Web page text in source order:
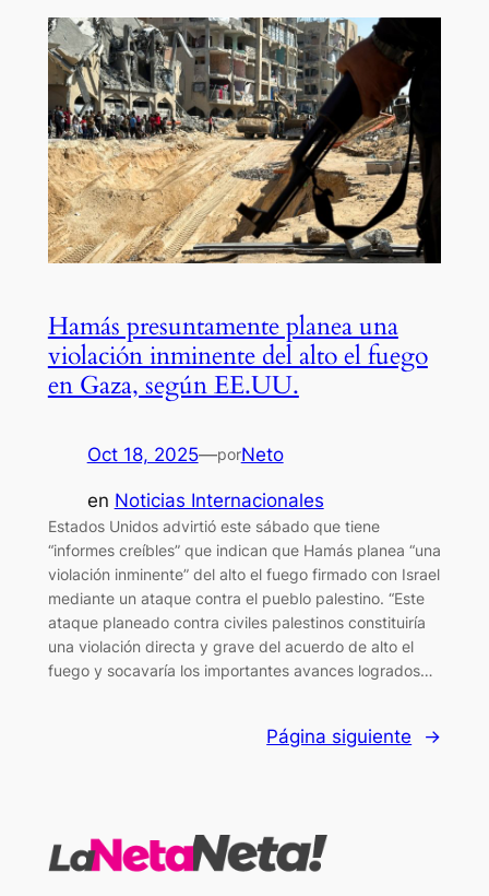
Hamás presuntamente planea una
violación inminente del alto el fuego
en Gaza, según EE.UU.
Oct 18, 2025—porNeto
en Noticias Internacionales
Estados Unidos advirtió este sábado que tiene
“informes creíbles” que indican que Hamás planea “una
violación inminente” del alto el fuego firmado con Israel
mediante un ataque contra el pueblo palestino. “Este
ataque planeado contra civiles palestinos constituiría
una violación directa y grave del acuerdo de alto el
fuego y socavaría los importantes avances logrados…
Página siguiente →